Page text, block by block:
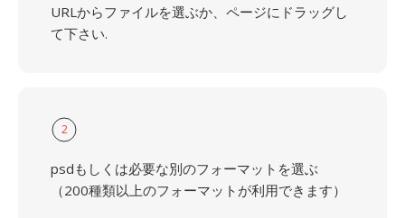
URLからファイルを選ぶか、ページにドラッグし
て下さい.
2
psdもしくは必要な別のフォーマットを選ぶ
（200種類以上のフォーマットが利用できます）